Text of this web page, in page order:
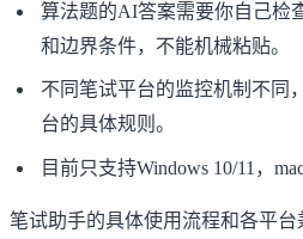
算法题的AI答案需要你自己检
和边界条件，不能机械粘贴。
不同笔试平台的监控机制不同
台的具体规则。
目前只支持Windows 10/11，
笔试助手的具体使用流程和各平台